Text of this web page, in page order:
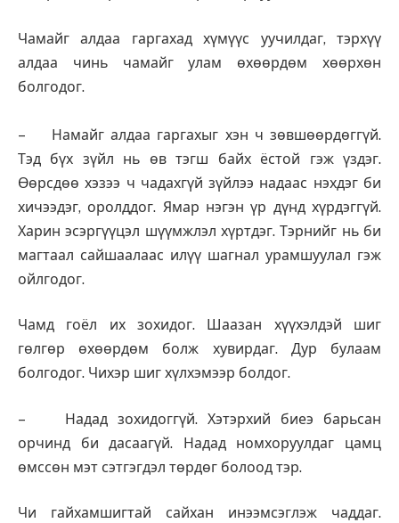
Чамайг алдаа гаргахад хүмүүс уучилдаг, тэрхүү
алдаа чинь чамайг улам өхөөрдөм хөөрхөн
болгодог.
– Намайг алдаа гаргахыг хэн ч зөвшөөрдөггүй.
Тэд бүх зүйл нь өв тэгш байх ёстой гэж үздэг.
Өөрсдөө хэзээ ч чадахгүй зүйлээ надаас нэхдэг би
хичээдэг, оролддог. Ямар нэгэн үр дүнд хүрдэггүй.
Харин эсэргүүцэл шүүмжлэл хүртдэг. Тэрнийг нь би
магтаал сайшаалаас илүү шагнал урамшуулал гэж
ойлгодог.
Чамд гоёл их зохидог. Шаазан хүүхэлдэй шиг
гөлгөр өхөөрдөм болж хувирдаг. Дур булаам
болгодог. Чихэр шиг хүлхэмээр болдог.
– Надад зохидоггүй. Хэтэрхий биеэ барьсан
орчинд би дасаагүй. Надад номхоруулдаг цамц
өмссөн мэт сэтгэгдэл төрдөг болоод тэр.
Чи гайхамшигтай сайхан инээмсэглэж чаддаг.